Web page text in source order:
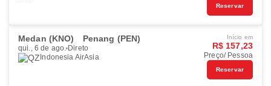
Reservar
Medan (KNO) Penang (PEN)
qui., 6 de ago. Direto
Indonesia AirAsia
Início em
R$ 157,23
Preço/ Pessoa
Reservar